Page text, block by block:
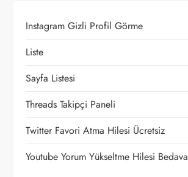
i
n
m
e
s
Instagram Gizli Profil Görme
Liste
Sayfa Listesi
Threads Takipçi Paneli
Twitter Favori Atma Hilesi Ücretsiz
Youtube Yorum Yükseltme Hilesi Bedava